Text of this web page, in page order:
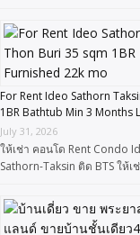
For Rent Ideo Sathorn
1BR Bathtub Min 3 Months
July 31, 2026
ให้เช่า คอนโด Rent Condo
Sathorn-Taksin ติด BTS ให้